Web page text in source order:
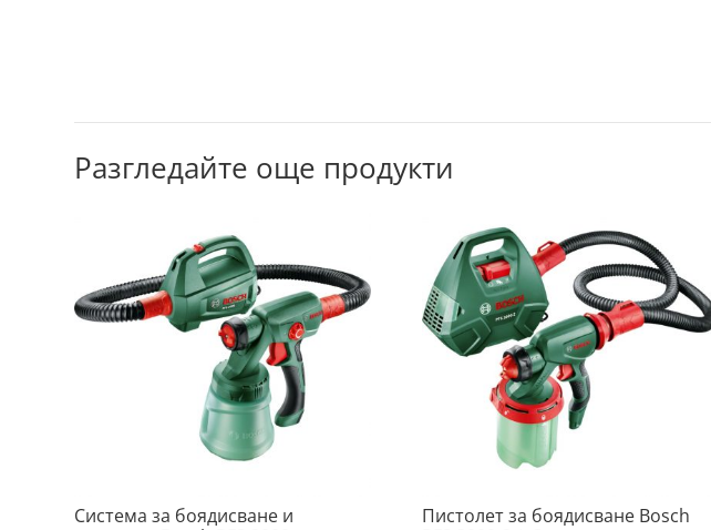
Разгледайте още продукти
Система за боядисване и
Пистолет за боядисване Bosch